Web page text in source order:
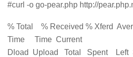
学
持
#curl -o go-pear.php http://
% Total % Received % Xferd
Time Time Current
Dload Upload Total Spent Left